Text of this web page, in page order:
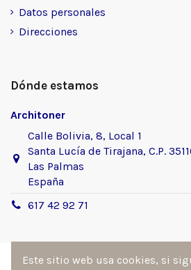
Datos personales
Direcciones
Dónde estamos
Architoner
Calle Bolivia, 8, Local 1
Santa Lucía de Tirajana, C.P.
Las Palmas
España
617 42 92 71
Este sitio web usa cookies, si